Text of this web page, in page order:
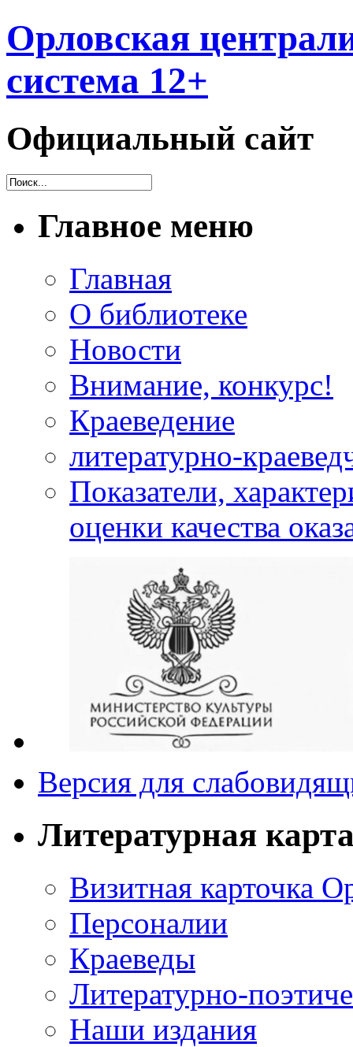
Орловская
система 12+
Официальный сайт
Главное меню
Главная
О библиотеке
Новости
Внимание, конкурс!
Краеведение
литературно-
Показатели,
оценки качества
Версия для
Литературная
Визитная карточка
Персоналии
Краеведы
Литературно-
Наши издания